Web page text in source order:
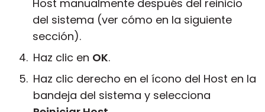
Host manualmente después del reinicio
del sistema (ver cómo en la siguiente
sección).
Haz clic en OK.
Haz clic derecho en el ícono del Host en la
bandeja del sistema y selecciona